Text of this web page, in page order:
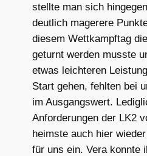
stellte man sich
deutlich magerere
diesem Wettkampftag
geturnt werden musste
etwas leichteren
Start gehen, fehlten bei
im Ausgangswert.
Anforderungen der LK2
heimste auch hier
für uns ein. Vera konnte